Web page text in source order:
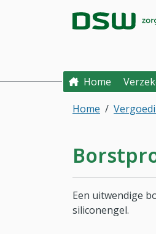
Direct naar hoofdinhoud
Direct naar hoofdmenu
Home
Home
Een uitwendige
siliconengel.